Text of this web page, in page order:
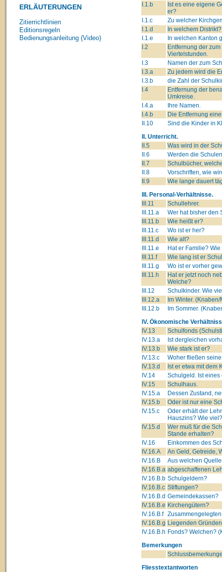
ERLÄUTERUNGEN
Zitierrichtlinien
Editionsregeln
Bedienungsanleitung (Video)
I.1.b
Ist es eine eigene
er?
I.1.c
Zu welcher
I.1.d
In welchem Distrikt?
I.1.e
In welchen Kanton
I.2
Entfernung der
Viertelstunden.
I.3
Namen der zum
I.3.a
Zu jedem wird die
I.3.b
die Zahl der
I.4
Entfernung der
Umkreise.
I.4.a
Ihre Namen.
I.4.b
Die Entfernung
II.10
Sind die Kinder in
II. Unterricht.
II.5
Was wird in der
II.6
Werden die
II.7
Schulbücher,
II.8
Vorschriften, wie
II.9
Wie lange dauert
III. Personal-Verhältnisse.
III.11
Schullehrer.
III.11.a
Wer hat bisher den
III.11.b
Wie heißt er?
III.11.c
Wo ist er her?
III.11.d
Wie alt?
III.11.e
Hat er Familie?
III.11.f
Wie lang ist er
III.11.g
Wo ist er vorher
III.11.h
Hat er jetzt noch
Welche?
III.12
Schulkinder. Wie
III.12.a
Im Winter.
III.12.b
Im Sommer.
IV. Ökonomische
IV.13
Schulfonds
IV.13.a
Ist dergleichen
IV.13.b
Wie stark ist er?
IV.13.c
Woher fließen
IV.13.d
Ist er etwa mit dem
IV.14
Schulgeld. Ist
IV.15
Schulhaus.
IV.15.a
Dessen Zustand,
IV.15.b
Oder ist nur eine
IV.15.c
Oder erhält der
Hauszins? Wie viel?
IV.15.d
Wer muß für die
Stande erhalten?
IV.16
Einkommen des
IV.16.A
An Geld, Getreide,
IV.16.B
Aus welchen
IV.16.B.a abgeschaffenen
IV.16.B.b Schulgeldern?
IV.16.B.c Stiftungen?
IV.16.B.d Gemeindekassen?
IV.16.B.e Kirchengütern?
IV.16.B.f
IV.16.B.g Liegenden
IV.16.B.h Fonds? Welchen?
Bemerkungen
Fliesstextantworten